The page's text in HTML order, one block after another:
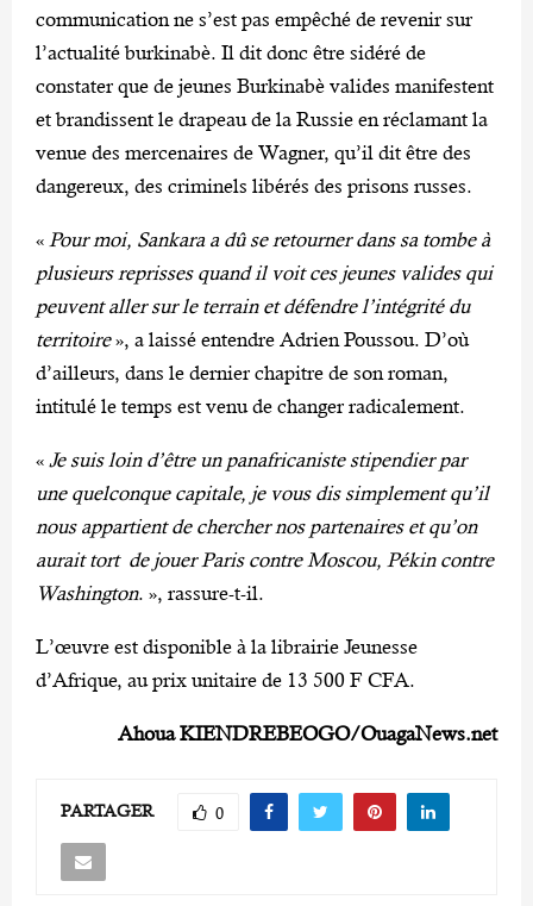
communication ne s’est pas empêché de revenir sur
l’actualité burkinabè. Il dit donc être sidéré de
constater que de jeunes Burkinabè valides manifestent
et brandissent le drapeau de la Russie en réclamant la
venue des mercenaires de Wagner, qu’il dit être des
dangereux, des criminels libérés des prisons russes.
« Pour moi, Sankara a dû se retourner dans sa tombe à
plusieurs reprisses quand il voit ces jeunes valides qui
peuvent aller sur le terrain et défendre l’intégrité du
territoire», a laissé entendre Adrien Poussou. D’où
d’ailleurs, dans le dernier chapitre de son roman,
intitulé le temps est venu de changer radicalement.
« Je suis loin d’être un panafricaniste stipendier par
une quelconque capitale, je vous dis simplement qu’il
nous appartient de chercher nos partenaires et qu’on
aurait tort de jouer Paris contre Moscou, Pékin contre
Washington. », rassure-t-il.
L’œuvre est disponible à la librairie Jeunesse
d’Afrique, au prix unitaire de 13 500 F CFA.
Ahoua KIENDREBEOGO/OuagaNews.net
PARTAGER 0